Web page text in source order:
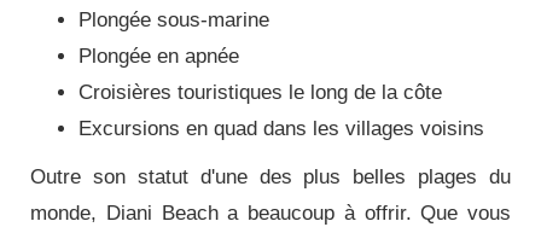
Plongée sous-marine
Plongée en apnée
Croisières touristiques le long de la côte
Excursions en quad dans les villages voisins
Outre son statut d'une des plus belles plages du
monde, Diani Beach a beaucoup à offrir. Que vous